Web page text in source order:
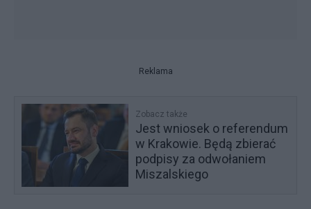
Reklama
Zobacz także
Jest wniosek o referendum
w Krakowie. Będą zbierać
podpisy za odwołaniem
Miszalskiego